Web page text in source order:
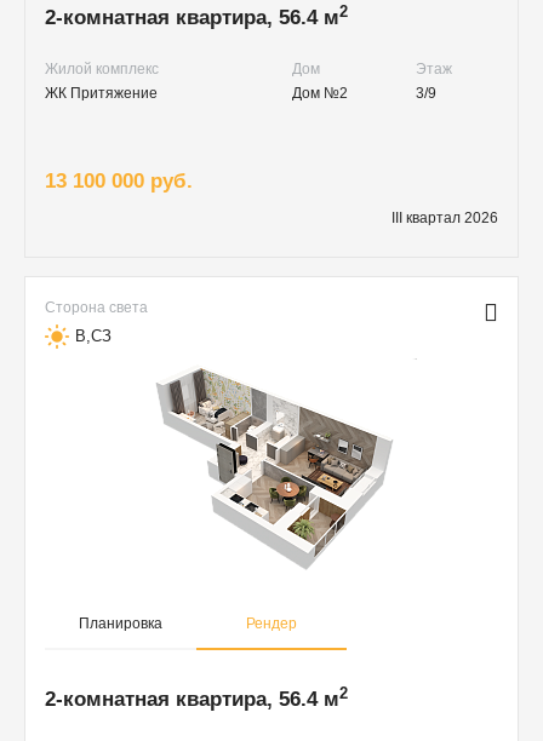
2-комнатная квартира, 56.4 м2
Жилой комплекс Дом
Этаж
ЖК Притяжение
Дом №2 3/9
13 100 000 руб.
III квартал 2026
Сторона света
В,СЗ
Планировка Рендер
2-комнатная квартира, 56.4 м2